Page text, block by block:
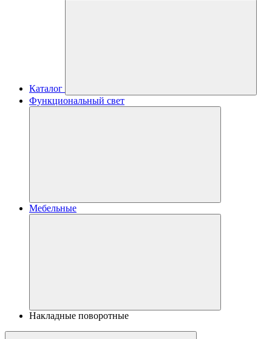
Каталог
Функциональный свет
Мебельные
Накладные поворотные